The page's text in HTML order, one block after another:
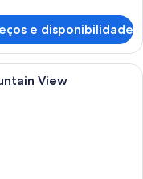
e disponibilidade
de cama de algodão
View